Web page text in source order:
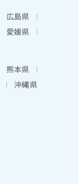
広島県
愛媛県
熊本県
沖縄県